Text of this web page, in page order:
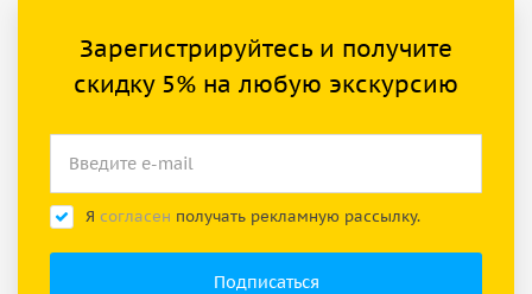
Зарегистрируйтесь и получите
скидку 5% на любую экскурсию
Я согласен получать рекламную рассылку.